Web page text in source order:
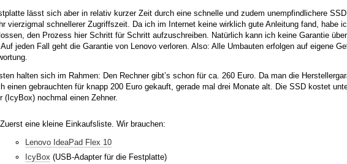
lässt sich aber in relativ kurzer Zeit durch eine schnelle und zudem unempfindlichere
vierzigmal schnellerer Zugriffszeit. Da ich im Internet keine wirklich gute Anleitung fand, habe
den Prozess hier Schritt für Schritt aufzuschreiben. Natürlich kann ich keine Garantie
jeden Fall geht die Garantie von Lenovo verloren. Also: Alle Umbauten erfolgen auf eigene
halten sich im Rahmen: Den Rechner gibt’s schon für ca. 260 Euro. Da man die
einen gebrauchten für knapp 200 Euro gekauft, gerade mal drei Monate alt. Die SSD kostet
(IcyBox) nochmal einen Zehner.
Zuerst eine kleine Einkaufsliste. Wir brauchen:
Lenovo IdeaPad Flex 10
IcyBox (USB-Adapter für die Festplatte)